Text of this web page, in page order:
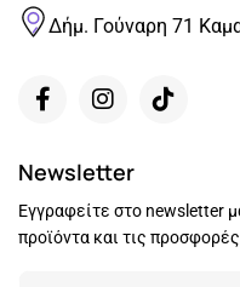
Δήμ. Γούναρη 71
Newsletter
Εγγραφείτε στο newsletter
προϊόντα και τις